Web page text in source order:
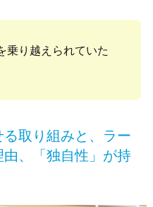
乗り越えられていた
取り組みと、ラー
、「独自性」が持